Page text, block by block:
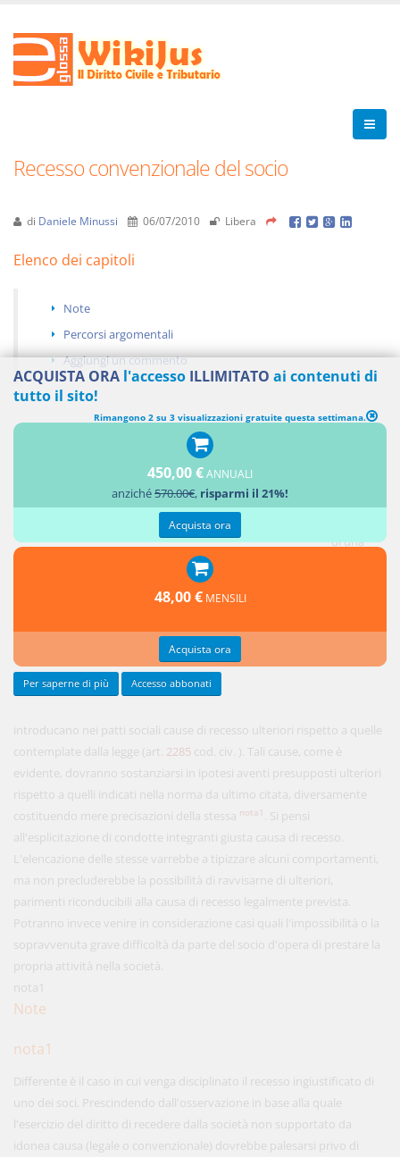
Recesso convenzionale del socio
di Daniele Minussi 06/07/2010 Libera
Elenco dei capitoli
Note
Percorsi argomentali
Aggiungi un commento
di una
introducano nei patti sociali cause di recesso ulteriori rispetto a quelle
contemplate dalla legge (art. 2285 cod. civ. ). Tali cause, come è
evidente, dovranno sostanziarsi in ipotesi aventi presupposti ulteriori
rispetto a quelli indicati nella norma da ultimo citata, diversamente
costituendo mere precisazioni della stessa nota1
. Si pensi
all'esplicitazione di condotte integranti giusta causa di recesso.
L'elencazione delle stesse varrebbe a tipizzare alcuni comportamenti,
ma non precluderebbe la possibilità di ravvisarne di ulteriori,
parimenti riconducibili alla causa di recesso legalmente prevista.
Potranno invece venire in considerazione casi quali l'impossibilità o la
sopravvenuta grave difficoltà da parte del socio d'opera di prestare la
propria attività nella società.
nota1
Note
nota1
Differente è il caso in cui venga disciplinato il recesso ingiustificato di
uno dei soci. Prescindendo dall'osservazione in base alla quale
l'esercizio del diritto di recedere dalla società non supportato da
idonea causa (legale o convenzionale) dovrebbe palesarsi privo di
ACQUISTA ORA l'accesso ILLIMITATO ai contenuti di
tutto il sito!
Rimangono 2 su 3 visualizzazioni gratuite questa settimana.
450,00 €ANNUALI
anziché570.00€, risparmi il 21%!
Acquista ora
48,00 € MENSILI
Acquista ora
Per saperne di più Accesso abbonati